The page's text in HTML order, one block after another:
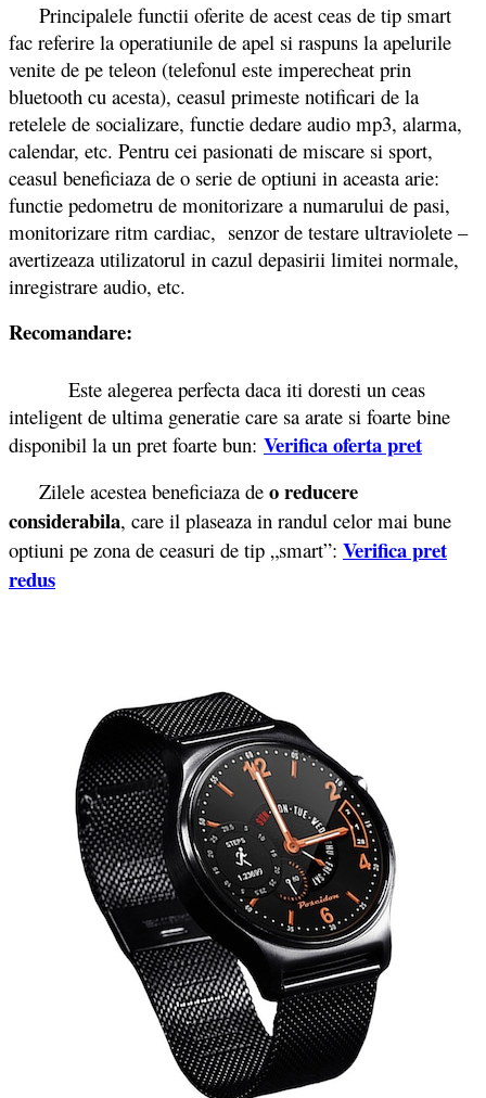
Principalele functii oferite de acest ceas de tip smart
fac referire la operatiunile de apel si raspuns la apelurile
venite de pe teleon (telefonul este imperecheat prin
bluetooth cu acesta), ceasul primeste notificari de la
retelele de socializare, functie dedare audio mp3, alarma,
calendar, etc. Pentru cei pasionati de miscare si sport,
ceasul beneficiaza de o serie de optiuni in aceasta arie:
functie pedometru de monitorizare a numarului de pasi,
monitorizare ritm cardiac, senzor de testare ultraviolete –
avertizeaza utilizatorul in cazul depasirii limitei normale,
inregistrare audio, etc.
Recomandare:
Este alegerea perfecta daca iti doresti un ceas
inteligent de ultima generatie care sa arate si foarte bine
disponibil la un pret foarte bun: Verifica oferta pret
Zilele acestea beneficiaza de o reducere
considerabila, care il plaseaza in randul celor mai bune
optiuni pe zona de ceasuri de tip „smart”: Verifica pret
redus